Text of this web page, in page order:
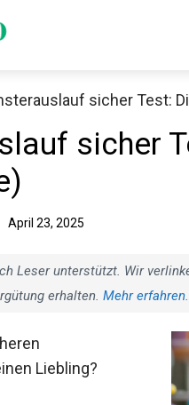
sicher Test:
sicher
April 23, 2025
Leser unterstützt. Wir
erhalten. Mehr erfahren.
Liebling?